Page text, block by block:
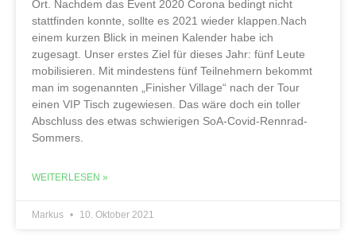
Ort. Nachdem das Event 2020 Corona bedingt nicht
stattfinden konnte, sollte es 2021 wieder klappen.Nach
einem kurzen Blick in meinen Kalender habe ich
zugesagt. Unser erstes Ziel für dieses Jahr: fünf Leute
mobilisieren. Mit mindestens fünf Teilnehmern bekommt
man im sogenannten „Finisher Village“ nach der Tour
einen VIP Tisch zugewiesen. Das wäre doch ein toller
Abschluss des etwas schwierigen SoA-Covid-Rennrad-
Sommers.
WEITERLESEN »
Markus 10. Oktober 2021